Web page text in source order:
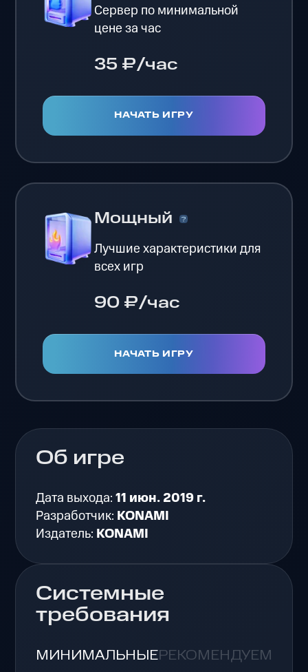
Сервер по минимальной
цене за час
35 ₽/час
НАЧАТЬ ИГРУ
Мощный
Лучшие характеристики для
всех игр
90 ₽/час
НАЧАТЬ ИГРУ
Об игре
Дата выхода:11 июн. 2019 г.
Разработчик: KONAMI
Издатель: KONAMI
Системные
требования
МИНИМАЛЬНЫЕРЕКОМЕНДУЕМЫЕ